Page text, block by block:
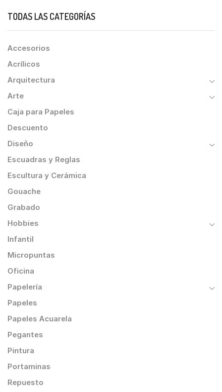
TODAS LAS CATEGORÍAS
Accesorios
Acrílicos
Arquitectura
Arte
Caja para Papeles
Descuento
Diseño
Escuadras y Reglas
Escultura y Cerámica
Gouache
Grabado
Hobbies
Infantil
Micropuntas
Oficina
Papelería
Papeles
Papeles Acuarela
Pegantes
Pintura
Portaminas
Repuesto